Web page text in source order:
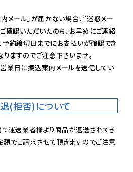
内メール」が届かない場合、”迷惑メー
確認いただいたのち、お早めにご連絡
予約締切日までにお支払いが確認でき
ますのでご注意下さいませ。
業日に振込案内メールを送信してい
(拒否)について
運送業者様より商品が返送されてき
でご請求させて頂きますのでご注意